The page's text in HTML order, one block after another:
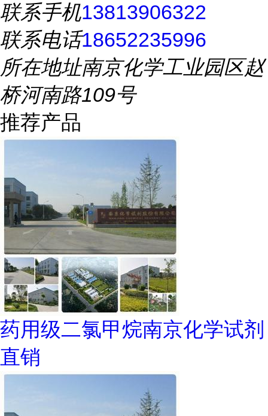
联系手机13813906322
联系电话18652235996
所在地址南京化学工业园区赵
桥河南路109号
推荐产品
药用级二氯甲烷南京化学试剂
直销